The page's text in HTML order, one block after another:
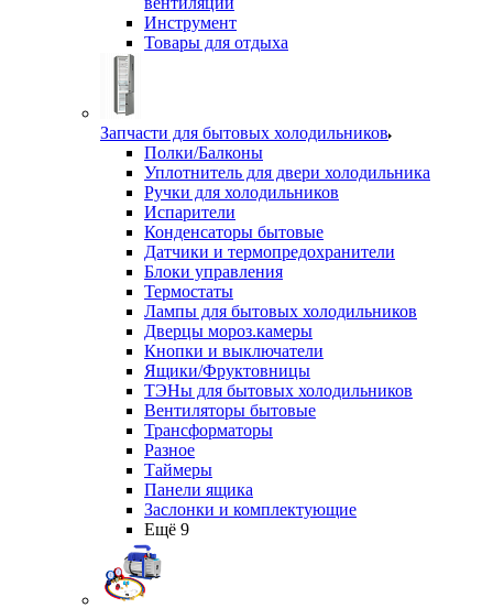
Инструмент
Товары для отдыха
Запчасти для бытовых холодильников
Полки/Балконы
Уплотнитель для двери холодильника
Ручки для холодильников
Испарители
Конденсаторы бытовые
Датчики и термопредохранители
Блоки управления
Термостаты
Лампы для бытовых холодильников
Дверцы мороз.камеры
Кнопки и выключатели
Ящики/Фруктовницы
ТЭНы для бытовых холодильников
Вентиляторы бытовые
Трансформаторы
Разное
Таймеры
Панели ящика
Заслонки и комплектующие
Ещё 9